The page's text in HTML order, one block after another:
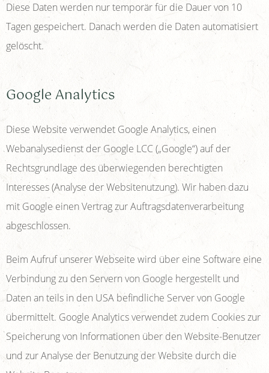
Diese Daten werden nur temporär für die Dauer von 10
Tagen gespeichert. Danach werden die Daten automatisiert
gelöscht.
Google Analytics
Diese Website verwendet Google Analytics, einen
Webanalysedienst der Google LCC („Google“) auf der
Rechtsgrundlage des überwiegenden berechtigten
Interesses (Analyse der Websitenutzung). Wir haben dazu
mit Google einen Vertrag zur Auftragsdatenverarbeitung
abgeschlossen.
Beim Aufruf unserer Webseite wird über eine Software eine
Verbindung zu den Servern von Google hergestellt und
Daten an teils in den USA befindliche Server von Google
übermittelt. Google Analytics verwendet zudem Cookies zur
Speicherung von Informationen über den Website-Benutzer
und zur Analyse der Benutzung der Website durch die